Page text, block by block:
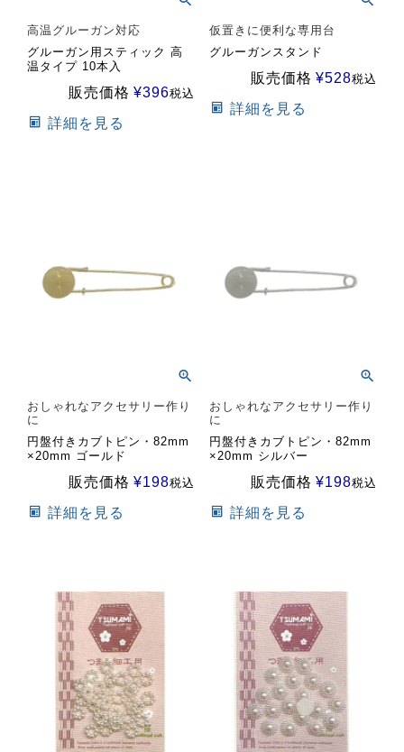
高温グルーガン対応
グルーガン用スティック 高
温タイプ 10本入
販売価格 ¥396税込
詳細を見る
仮置きに便利な専用台
グルーガンスタンド
販売価格 ¥528税込
詳細を見る
おしゃれなアクセサリー作り
に
円盤付きカブトピン・82mm
×20mm ゴールド
販売価格 ¥198税込
詳細を見る
おしゃれなアクセサリー作り
に
円盤付きカブトピン・82mm
×20mm シルバー
販売価格 ¥198税込
詳細を見る